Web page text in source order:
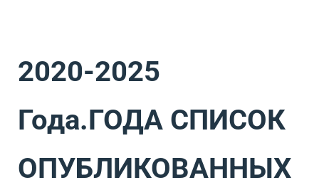
2020-2025
Года.ГОДА СПИСОК
ОПУБЛИКОВАННЫХ